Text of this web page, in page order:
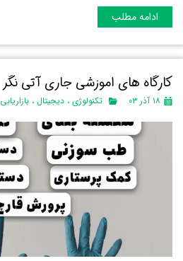
ادامه مطلب
کارگاه های اموزشی جاری آتی نگر
۱۸ آذر ۰۳ تکنولوژی ، دیجیتال ، بازاریابی